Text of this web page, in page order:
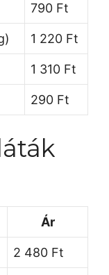
790 Ft
1 220 Ft
1 310 Ft
290 Ft
Ár
2 480 Ft